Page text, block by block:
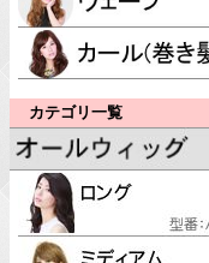
カテゴリ一覧